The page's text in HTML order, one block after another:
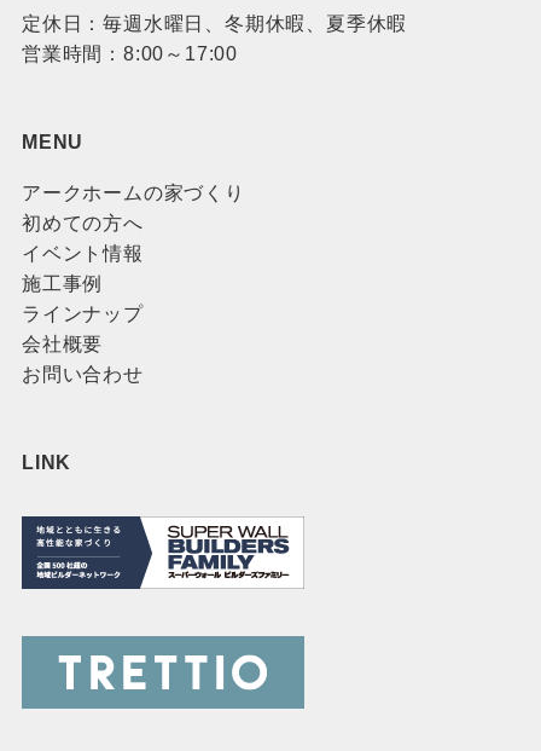
定休日：毎週水曜日、冬期休暇、夏季休暇
営業時間：8:00～17:00
MENU
アークホームの家づくり
初めての方へ
イベント情報
施工事例
ラインナップ
会社概要
お問い合わせ
LINK